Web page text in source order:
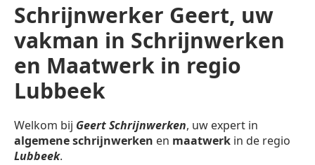
Schrijnwerker Geert, uw
vakman in Schrijnwerken
en Maatwerk in regio
Lubbeek
Welkom bij Geert Schrijnwerken, uw expert in
algemene schrijnwerken en maatwerk in de regio
Lubbeek.